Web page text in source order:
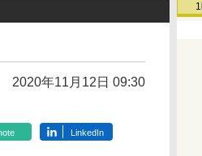
2020年11月12日 09:30
LinkedIn